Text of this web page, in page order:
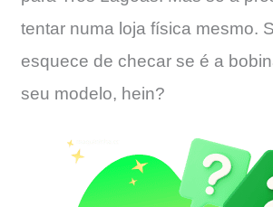
tentar numa loja física mesmo.
esquece de checar se é a
seu modelo, hein?